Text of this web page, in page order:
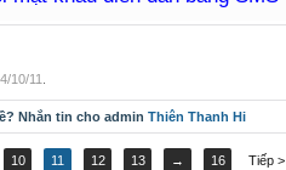
,4/10/11
Nhắn tin cho adminThiên Thanh Hi
10 11 12 13 → 16 Tiếp >